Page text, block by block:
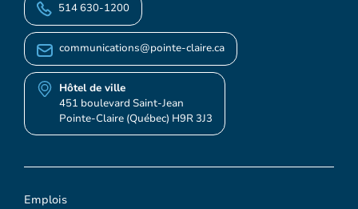
Emplois
514 630-1200
communications@pointe-claire.ca
Hôtel de ville
451 boulevard Saint-Jean
Pointe-Claire (Québec) H9R 3J3